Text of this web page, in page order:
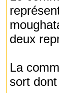
deux
La
sort